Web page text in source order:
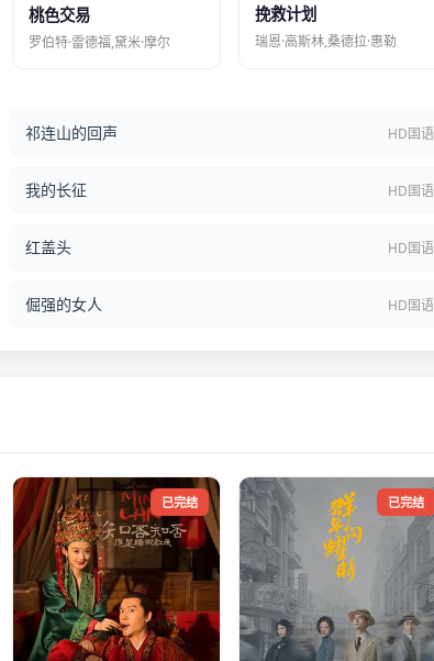
桃色交易
罗伯特·雷德福,黛米·摩尔
挽救计划
瑞恩·高斯林,桑德拉·惠勒
祁连山的回声 HD国语
我的长征 HD国语
红盖头 HD国语
倔强的女人 HD国语
已完结 已完结